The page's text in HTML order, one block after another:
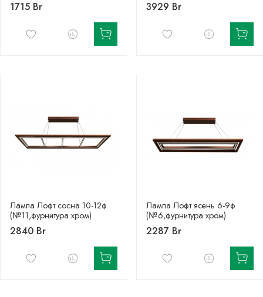
1715 Br 3929 Br
Лампа Лофт сосна 10-12ф
(№11,фурнитура хром)
2840 Br
Лампа Лофт ясень 6-9ф
(№6,фурнитура хром)
2287 Br